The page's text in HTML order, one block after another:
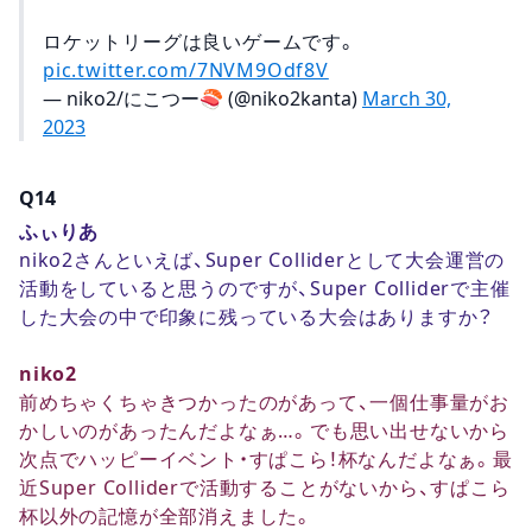
ロケットリーグは良いゲームです。
pic.twitter.com/7NVM9Odf8V
— niko2/にこつー🍣 (@niko2kanta) March 30,
2023
Q14
ふぃりあ
niko2さんといえば、Super Colliderとして大会運営の
活動をしていると思うのですが、Super Colliderで主催
した大会の中で印象に残っている大会はありますか？
niko2
前めちゃくちゃきつかったのがあって、一個仕事量がお
かしいのがあったんだよなぁ…。でも思い出せないから
次点でハッピーイベント・すぱこら！杯なんだよなぁ。最
近Super Colliderで活動することがないから、すぱこら
杯以外の記憶が全部消えました。